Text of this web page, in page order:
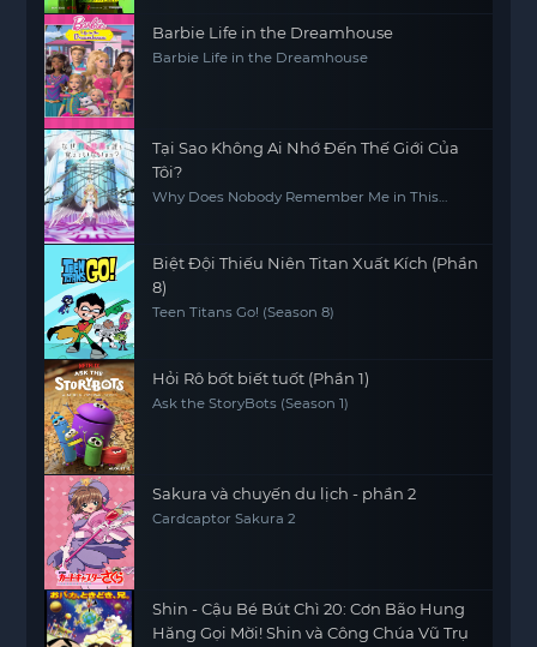
Barbie Life in the Dreamhouse
Barbie Life in the Dreamhouse
Tại Sao Không Ai Nhớ Đến Thế Giới Của
Tôi?
Why Does Nobody Remember Me in This
Biệt Đội Thiếu Niên Titan Xuất Kích (Phần
8)
Teen Titans Go! (Season 8)
Hỏi Rô bốt biết tuốt (Phần 1)
Ask the StoryBots (Season 1)
Sakura và chuyến du lịch - phần 2
Cardcaptor Sakura 2
Shin - Cậu Bé Bút Chì 20: Cơn Bão Hung
Hăng Gọi Mời! Shin và Công Chúa Vũ Trụ